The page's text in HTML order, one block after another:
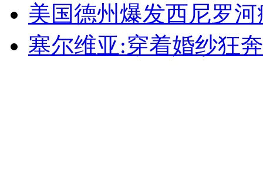
美国德州爆发西尼罗
塞尔维亚:穿着婚纱狂